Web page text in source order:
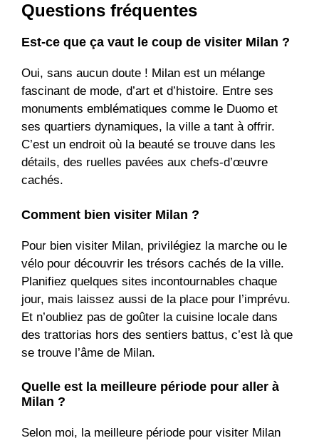
Questions fréquentes
Est-ce que ça vaut le coup de visiter Milan ?
Oui, sans aucun doute ! Milan est un mélange
fascinant de mode, d’art et d’histoire. Entre ses
monuments emblématiques comme le Duomo et
ses quartiers dynamiques, la ville a tant à offrir.
C’est un endroit où la beauté se trouve dans les
détails, des ruelles pavées aux chefs-d’œuvre
cachés.
Comment bien visiter Milan ?
Pour bien visiter Milan, privilégiez la marche ou le
vélo pour découvrir les trésors cachés de la ville.
Planifiez quelques sites incontournables chaque
jour, mais laissez aussi de la place pour l’imprévu.
Et n’oubliez pas de goûter la cuisine locale dans
des trattorias hors des sentiers battus, c’est là que
se trouve l’âme de Milan.
Quelle est la meilleure période pour aller à
Milan ?
Selon moi, la meilleure période pour visiter Milan